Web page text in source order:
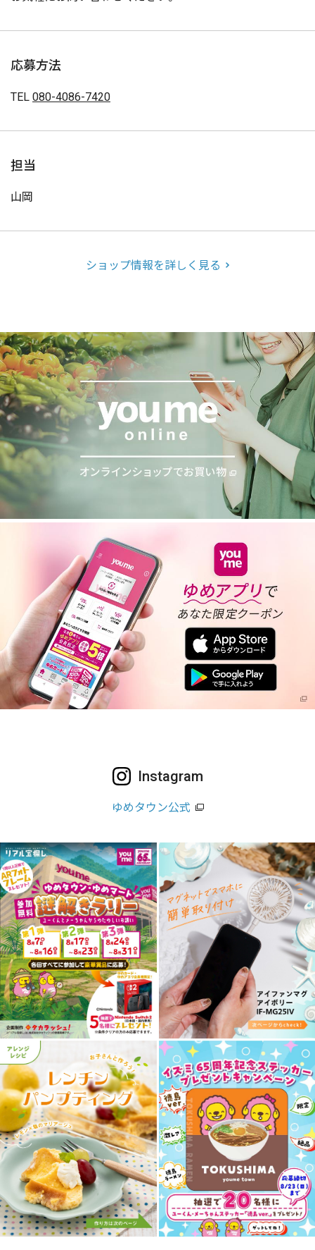
応募方法
TEL 080-4086-7420
担当
山岡
ショップ情報を詳しく見る
Instagram
ゆめタウン公式